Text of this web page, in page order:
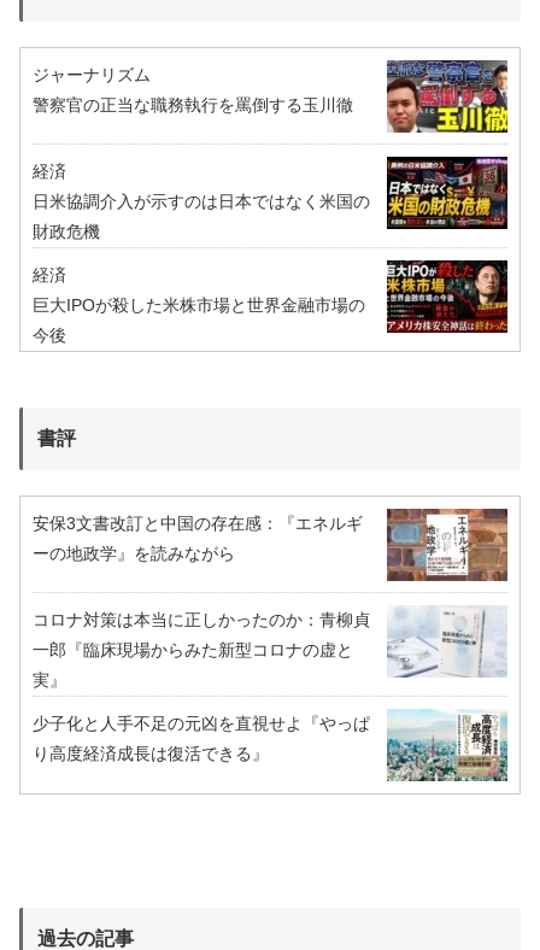
ジャーナリズム
警察官の正当な職務執行を罵倒する玉川徹
経済
日米協調介入が示すのは日本ではなく米国の
財政危機
経済
巨大IPOが殺した米株市場と世界金融市場の
今後
書評
安保3文書改訂と中国の存在感：『エネルギ
ーの地政学』を読みながら
コロナ対策は本当に正しかったのか：青柳貞
一郎『臨床現場からみた新型コロナの虚と
実』
少子化と人手不足の元凶を直視せよ『やっぱ
り高度経済成長は復活できる』
過去の記事